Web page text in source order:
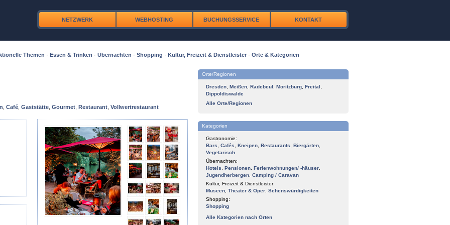
NETZWERK WEBHOSTING BUCHUNGSSERVICE KONTAKT
Themen · Essen & Trinken · Übernachten · Shopping · Kultur, Freizeit & Dienstleister · Orte & Kategorien
Café Gaststätte Gourmet Restaurant Vollwertrestaurant
Orte/Regionen
Dresden Meißen Radebeul Moritzburg Freital
Dippoldiswalde
Alle Orte/Regionen
Kategorien
Gastronomie:
Bars
Cafés Kneipen Restaurants Biergärten
Vegetarisch
Übernachten:
Hotels
Pensionen Ferienwohnungen/ -häuser
Jugendherbergen Camping / Caravan
Kultur, Freizeit & Dienstleister:
Museen Theater & Oper Sehenswürdigkeiten
Shopping:
Shopping
Alle Kategorien nach Orten